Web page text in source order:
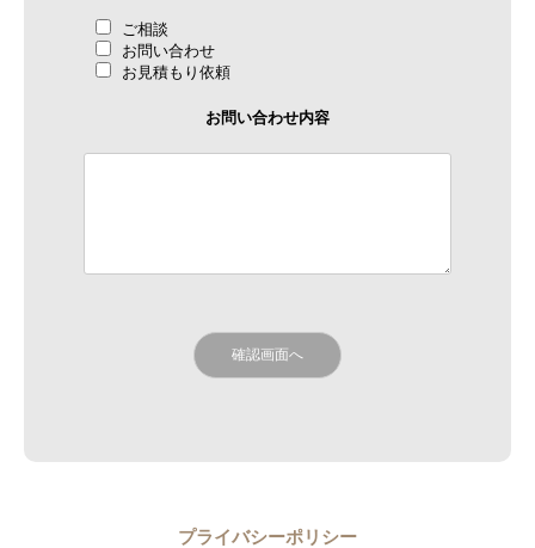
ご相談
お問い合わせ
お見積もり依頼
お問い合わせ内容
プライバシーポリシー